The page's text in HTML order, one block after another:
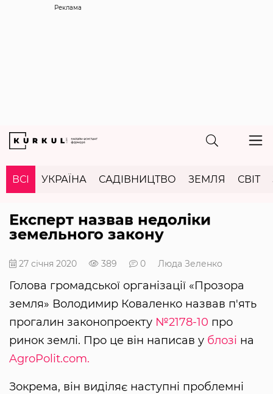
Реклама
ВСІ УКРАЇНА САДІВНИЦТВО ЗЕМЛЯ СВІТ
Експерт назвав недоліки
земельного закону
27 січня 2020 389 0 Люда Зеленко
Голова громадської організації «Прозора
земля» Володимир Коваленко назвав п'ять
прогалин законопроекту №2178-10 про
ринок землі. Про це він написав у блозі на
AgroPolit.com.
Зокрема, він виділяє наступні проблемні